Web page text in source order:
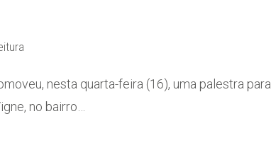
nesta quarta-feira (16), uma palestra para
no bairro…